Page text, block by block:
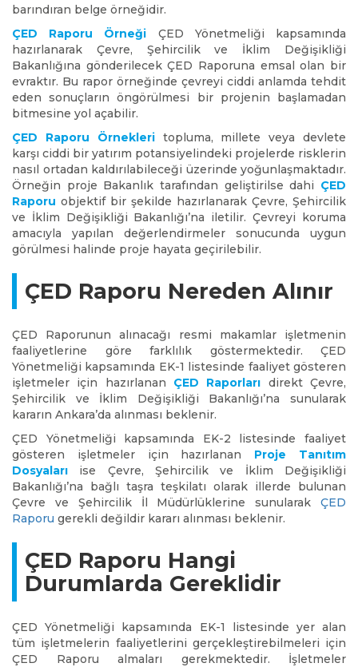
barındıran belge örneğidir.
ÇED Raporu Örneği ÇED Yönetmeliği kapsamında
hazırlanarak Çevre, Şehircilik ve İklim Değişikliği
Bakanlığına gönderilecek ÇED Raporuna emsal olan bir
evraktır. Bu rapor örneğinde çevreyi ciddi anlamda tehdit
eden sonuçların öngörülmesi bir projenin başlamadan
bitmesine yol açabilir.
ÇED Raporu Örnekleri topluma, millete veya devlete
karşı ciddi bir yatırım potansiyelindeki projelerde risklerin
nasıl ortadan kaldırılabileceği üzerinde yoğunlaşmaktadır.
Örneğin proje Bakanlık tarafından geliştirilse dahi ÇED
Raporu objektif bir şekilde hazırlanarak Çevre, Şehircilik
ve İklim Değişikliği Bakanlığı’na iletilir. Çevreyi koruma
amacıyla yapılan değerlendirmeler sonucunda uygun
görülmesi halinde proje hayata geçirilebilir.
ÇED Raporu Nereden Alınır
ÇED Raporunun alınacağı resmi makamlar işletmenin
faaliyetlerine göre farklılık göstermektedir. ÇED
Yönetmeliği kapsamında EK-1 listesinde faaliyet gösteren
işletmeler için hazırlanan ÇED Raporları direkt Çevre,
Şehircilik ve İklim Değişikliği Bakanlığı’na sunularak
kararın Ankara’da alınması beklenir.
ÇED Yönetmeliği kapsamında EK-2 listesinde faaliyet
gösteren işletmeler için hazırlanan Proje Tanıtım
Dosyaları ise Çevre, Şehircilik ve İklim Değişikliği
Bakanlığı’na bağlı taşra teşkilatı olarak illerde bulunan
Çevre ve Şehircilik İl Müdürlüklerine sunularak ÇED
Raporu gerekli değildir kararı alınması beklenir.
ÇED Raporu Hangi
Durumlarda Gereklidir
ÇED Yönetmeliği kapsamında EK-1 listesinde yer alan
tüm işletmelerin faaliyetlerini gerçekleştirebilmeleri için
ÇED Raporu almaları gerekmektedir. İşletmeler